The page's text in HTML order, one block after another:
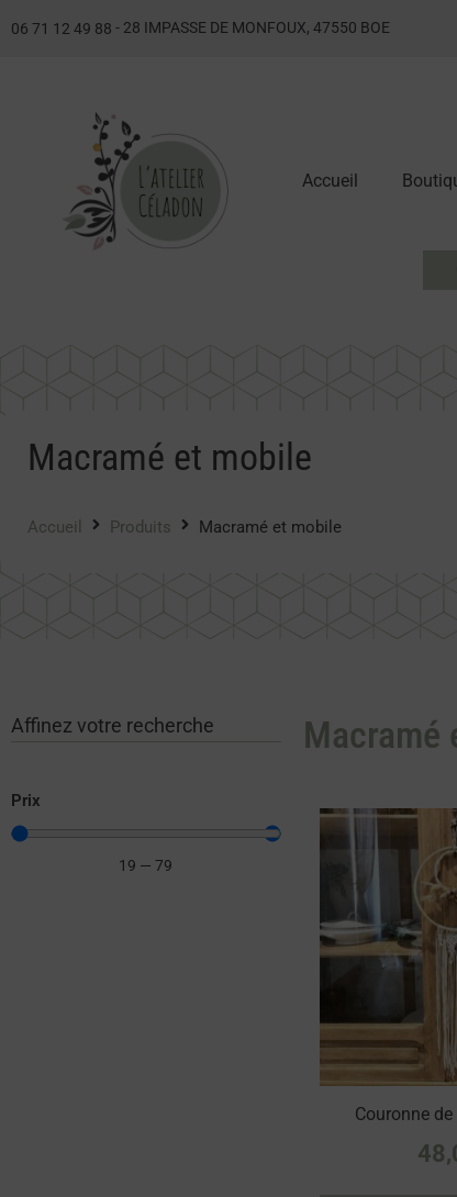
06 71 12 49 88 - 28 IMPASSE DE MONFOUX, 47550 BOE
Accueil
Macramé et mobile
Accueil Produits Macramé et mobile
Affinez votre recherche
Prix
19 —79
Macramé
Couronne